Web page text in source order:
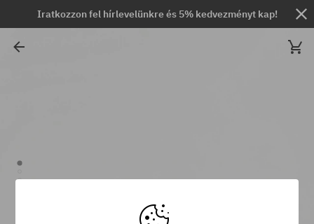
Iratkozzon fel hírlevelünkre és 5% kedvezményt kap!